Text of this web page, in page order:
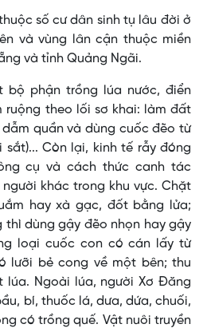
số cư dân sinh tụ lâu đời ở
và vùng lân cận thuộc miền
và tỉnh Quảng Ngãi.
bộ phận trồng lúa nước, điển
ruộng theo lối sơ khai: làm đất
quần và dùng cuốc đẽo từ
Còn lại, kinh tế rẫy đóng
cụ và cách thức canh tác
khác trong khu vực. Chặt
hay xà gạc, đốt bằng lửa;
dùng gậy đẽo nhọn hay gậy
loại cuốc con có cán lấy từ
lưỡi bẻ cong về một bên; thu
lúa. Ngoài lúa, người Xơ Ðăng
bí, thuốc lá, dưa, dứa, chuối,
có trồng quế. Vật nuôi truyền